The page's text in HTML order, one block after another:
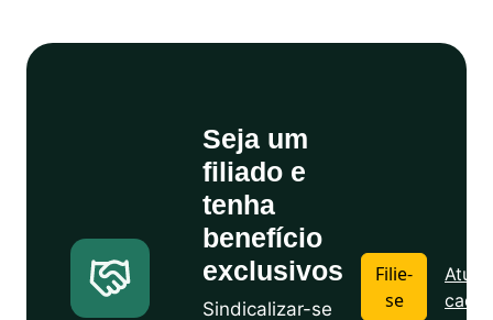
Seja um
filiado e
tenha
benefício
exclusivos
Sindicalizar-se
Filie-
se